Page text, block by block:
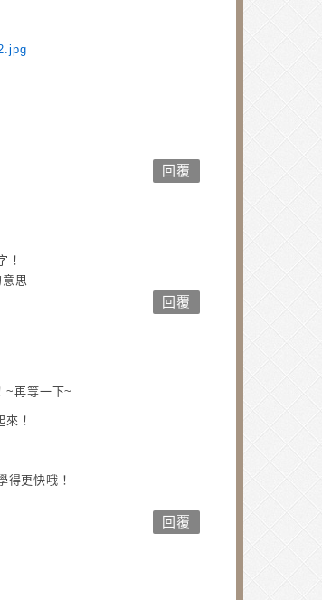
回覆
！
思
回覆
~再等一下~
！
得更快哦！
回覆